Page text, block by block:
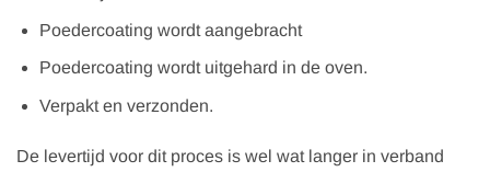
Poedercoating wordt aangebracht
Poedercoating wordt uitgehard in de oven.
Verpakt en verzonden.
De levertijd voor dit proces is wel wat langer in verband